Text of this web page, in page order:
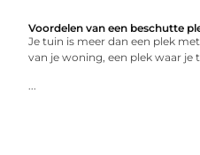
Voordelen van een beschutte
Je tuin is meer dan een plek
van je woning, een plek waar
...